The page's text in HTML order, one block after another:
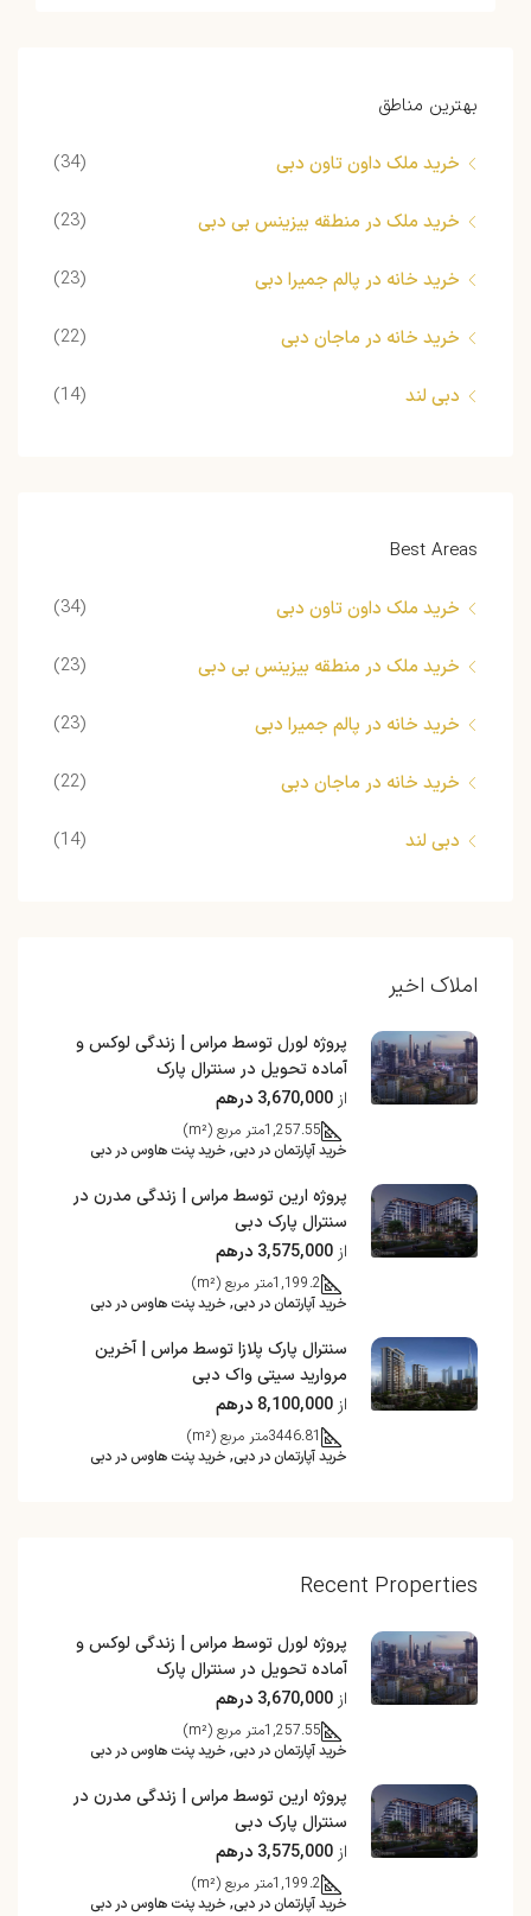
بهترین مناطق
خرید ملک داون تاون دبی (34)
خرید ملک در منطقه بیزینس بی دبی (23)
خرید خانه در پالم جمیرا دبی (23)
خرید خانه در ماجان دبی (22)
دبی لند (14)
Best Areas
خرید ملک داون تاون دبی (34)
خرید ملک در منطقه بیزینس بی دبی (23)
خرید خانه در پالم جمیرا دبی (23)
خرید خانه در ماجان دبی (22)
دبی لند (14)
املاک اخیر
پروژه لورل توسط مراس | زندگی لوکس و
آماده تحویل در سنترال پارک
از 3,670,000 درهم
1,257.55متر مربع (m²)
خرید آپارتمان در دبی, خرید پنت هاوس در دبی
پروژه ارین توسط مراس | زندگی مدرن در
سنترال پارک دبی
از 3,575,000 درهم
1,199.2متر مربع (m²)
خرید آپارتمان در دبی, خرید پنت هاوس در دبی
سنترال پارک پلازا توسط مراس | آخرین
مروارید سیتی واک دبی
از 8,100,000 درهم
3446.81متر مربع (m²)
خرید آپارتمان در دبی, خرید پنت هاوس در دبی
Recent Properties
پروژه لورل توسط مراس | زندگی لوکس و
آماده تحویل در سنترال پارک
از 3,670,000 درهم
1,257.55متر مربع (m²)
خرید آپارتمان در دبی, خرید پنت هاوس در دبی
پروژه ارین توسط مراس | زندگی مدرن در
سنترال پارک دبی
از 3,575,000 درهم
1,199.2متر مربع (m²)
خرید آپارتمان در دبی, خرید پنت هاوس در دبی